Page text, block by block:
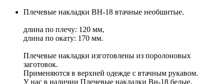
Плечевые накладки ВН-18 втачные необшитые.
длина по плечу: 120 мм,
длина по окату: 170 мм.
Плечевые накладки изготовлены из поролоновых
заготовок.
Применяются в верхней одежде с втачным рукавом.
У нас в наличии Плечевые накладки Вн-18 белые,